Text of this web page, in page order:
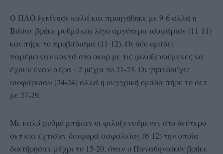
Ο ΠΑΟ ξεκίνησε καλά και προηγήθηκε με 9-6 αλλά η
Βάσας βρήκε ρυθμό και λίγο αργότερα ισοφάρισε (11-11)
και πήρε το προβάδισμα (11-12). Οι δύο ομάδες
παρέμειναν κοντά στο σκορ με τις φιλοξενούμενες να
έχουν έναν αέρα +2 μέχρι το 21-23. Οι γηπεδούχες
ισοφάρισαν (24-24) αλλά η ουγγρική ομάδα πήρε το σετ
με 27-29.
Με καλό ρυθμό μπήκαν οι φιλοξενούμενες στο δεύτερο
σετ και έχτισαν διαφορά ασφαλείας (6-12) την οποία
διατήρησαν μέχρι το 15-20, όταν ο Παναθηναϊκός βρήκε